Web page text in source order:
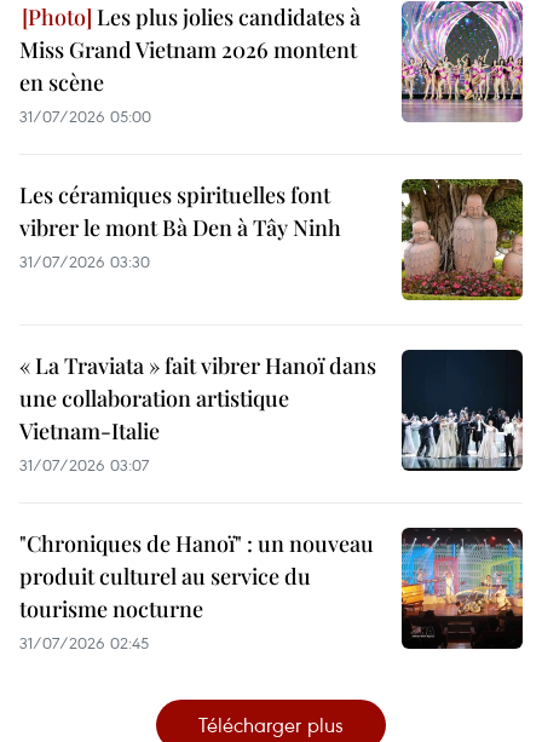
Les plus jolies candidates à
Miss Grand Vietnam 2026 montent
en scène
31/07/2026 05:00
Les céramiques spirituelles font
vibrer le mont Bà Den à Tây Ninh
31/07/2026 03:30
« La Traviata » fait vibrer Hanoï dans
une collaboration artistique
Vietnam-Italie
31/07/2026 03:07
"Chroniques de Hanoï" : un nouveau
produit culturel au service du
tourisme nocturne
31/07/2026 02:45
Télécharger plus